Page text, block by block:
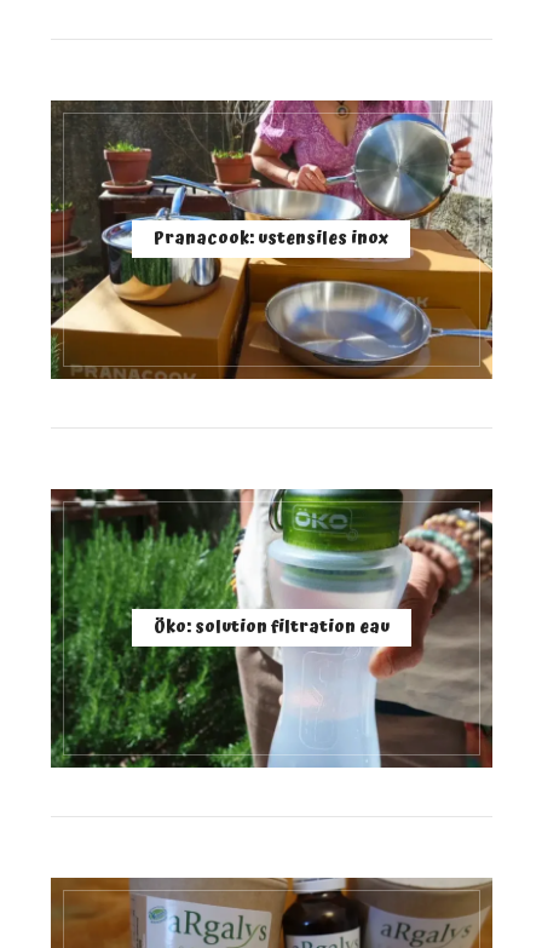
Pranacook: ustensiles inox
Öko: solution filtration eau